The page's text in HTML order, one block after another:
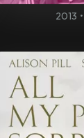
2013 •